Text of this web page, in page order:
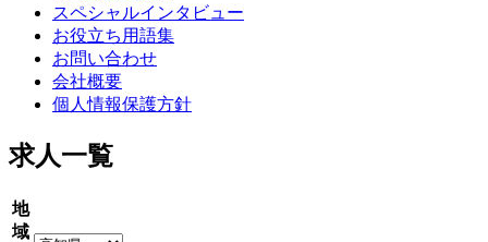
スペシャルインタビュー
お役立ち用語集
お問い合わせ
会社概要
個人情報保護方針
求人一覧
地
域